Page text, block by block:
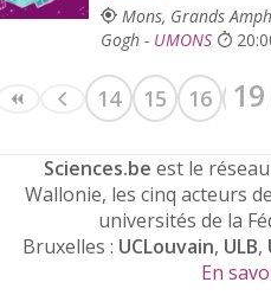
Mons, Grands
Gogh - UMONS
14 15 16 17
19
Sciences.be est le
Wallonie, les cinq acteurs
universités de la
Bruxelles : UCLouvain, ULB,
En